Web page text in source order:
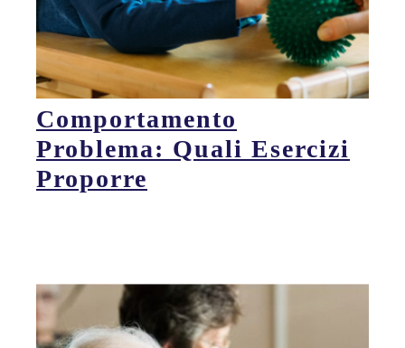
Comportamento
Problema: Quali Esercizi
Proporre